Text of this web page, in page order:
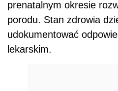
prenatalnym okresie
porodu. Stan zdrowia
udokumentować
lekarskim.